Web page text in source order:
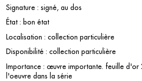
Signature : signé, au dos
État : bon état
Localisation : collection particulière
Disponibilité : collection particulière
Importance : œuvre importante. feuille d'or
l'oeuvre dans la série